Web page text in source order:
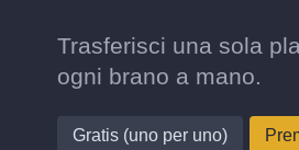
Trasferisci una sola
ogni brano a mano.
Gratis (uno per uno)